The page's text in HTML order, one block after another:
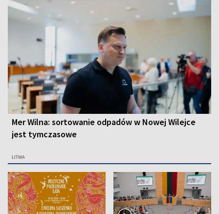
Mer Wilna: sortowanie odpadów w Nowej Wilejce
jest tymczasowe
LITWA